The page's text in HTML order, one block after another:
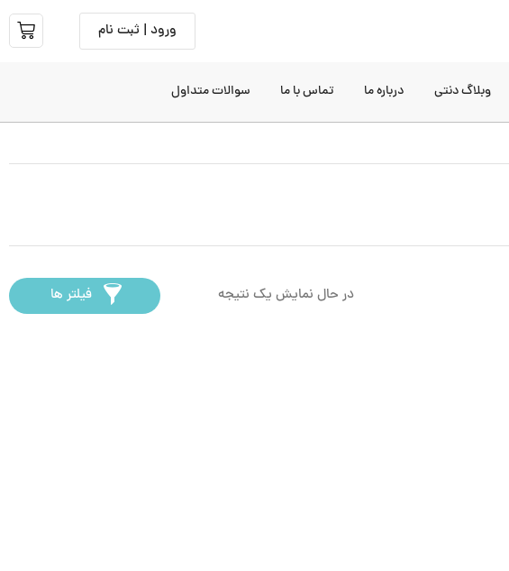
ورود | ثبت نام
وبلاگ دنتی درباره ما تماس با ما سوالات متداول
در حال نمایش یک نتیجه فیلتر ها